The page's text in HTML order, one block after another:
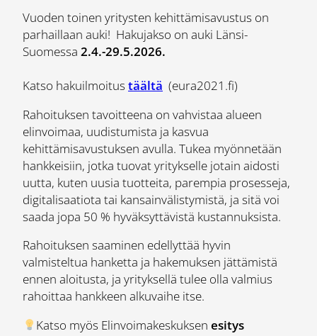
Vuoden toinen yritysten kehittämisavustus on
parhaillaan auki! Hakujakso on auki Länsi-
Suomessa 2.4.-29.5.2026.
Katso hakuilmoitustäältä (eura2021.fi)
Rahoituksen tavoitteena on vahvistaa alueen
elinvoimaa, uudistumista ja kasvua
kehittämisavustuksen avulla. Tukea myönnetään
hankkeisiin, jotka tuovat yritykselle jotain aidosti
uutta, kuten uusia tuotteita, parempia prosesseja,
digitalisaatiota tai kansainvälistymistä, ja sitä voi
saada jopa 50 % hyväksyttävistä kustannuksista.
Rahoituksen saaminen edellyttää hyvin
valmisteltua hanketta ja hakemuksen jättämistä
ennen aloitusta, ja yrityksellä tulee olla valmius
rahoittaa hankkeen alkuvaihe itse.
Katso myös Elinvoimakeskuksen esitys